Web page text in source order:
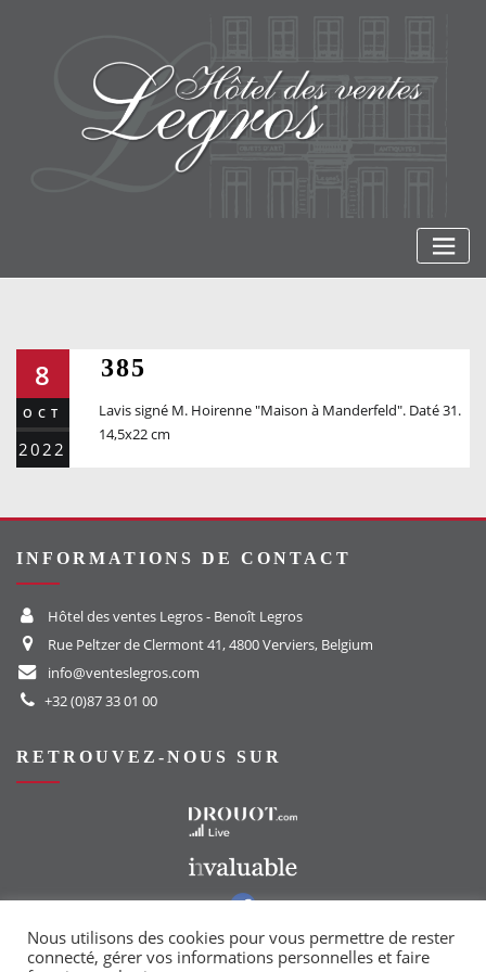
8
OCT
2022
385
Lavis signé M. Hoirenne "Maison à Manderfeld". Daté 31.
14,5x22 cm
INFORMATIONS DE CONTACT
Hôtel des ventes Legros - Benoît Legros
Rue Peltzer de Clermont 41, 4800 Verviers, Belgium
info@venteslegros.com
+32 (0)87 33 01 00
RETROUVEZ-NOUS SUR
Vers notre groupe Facebook
Nous utilisons des cookies pour vous permettre de rester
connecté, gérer vos informations personnelles et faire